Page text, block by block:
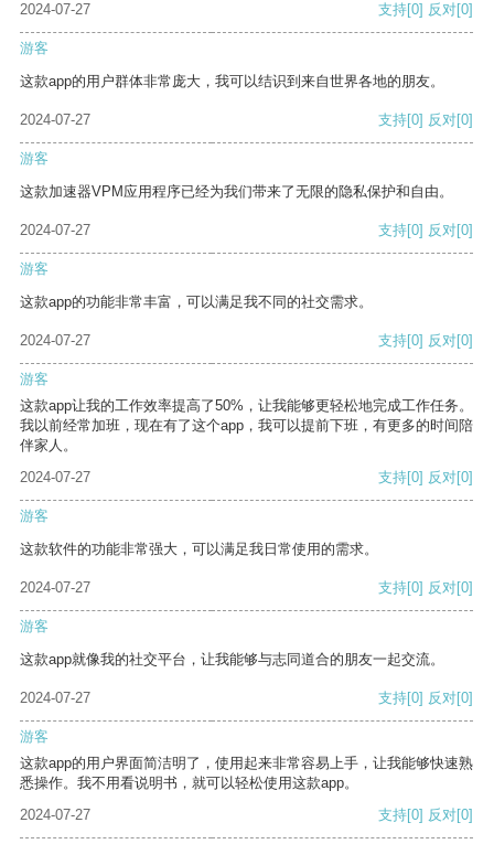
2024-07-27 支持[0] 反对[0]
游客
这款app的用户群体非常庞大，我可以结识到来自世界各地的朋友。
2024-07-27 支持[0] 反对[0]
游客
这款加速器VPM应用程序已经为我们带来了无限的隐私保护和自由。
2024-07-27 支持[0] 反对[0]
游客
这款app的功能非常丰富，可以满足我不同的社交需求。
2024-07-27 支持[0] 反对[0]
游客
这款app让我的工作效率提高了50%，让我能够更轻松地完成工作任务。
我以前经常加班，现在有了这个app，我可以提前下班，有更多的时间陪
伴家人。
2024-07-27
支持[0] 反对[0]
游客
这款软件的功能非常强大，可以满足我日常使用的需求。
2024-07-27 支持[0] 反对[0]
游客
这款app就像我的社交平台，让我能够与志同道合的朋友一起交流。
2024-07-27 支持[0] 反对[0]
游客
这款app的用户界面简洁明了，使用起来非常容易上手，让我能够快速熟
悉操作。我不用看说明书，就可以轻松使用这款app。
2024-07-27
支持[0] 反对[0]